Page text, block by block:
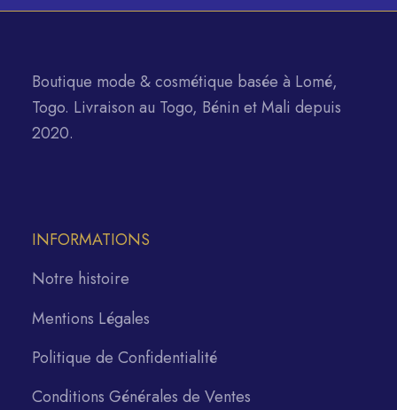
Boutique mode & cosmétique basée à Lomé,
Togo. Livraison au Togo, Bénin et Mali depuis
2020.
INFORMATIONS
Notre histoire
Mentions Légales
Politique de Confidentialité
Conditions Générales de Ventes